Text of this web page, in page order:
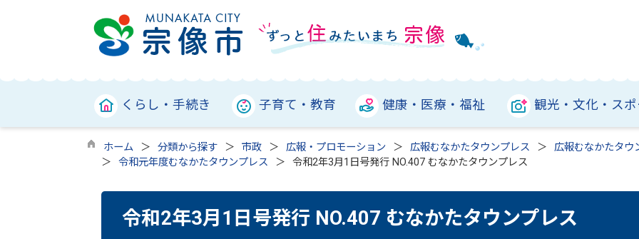
くらし・手続き 子育て・教育 健康・医療・福祉 観光・文化・スポ
ホーム 分類から探す 市政 広報・プロモーション 広報むなかたタウンプレス
広報むなかたタウ
令和元年度むなかたタウンプレス
令和2年3月1日号発行 NO.407 むなかたタウンプレス
令和2年3月1日号発行 NO.407 むなかたタウンプレス